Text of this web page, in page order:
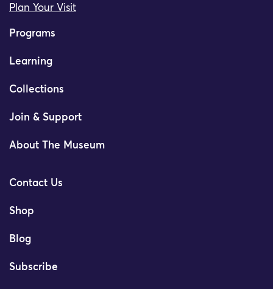
Plan Your Visit
Programs
Learning
Collections
Join & Support
About The Museum
Contact Us
Shop
Blog
Subscribe